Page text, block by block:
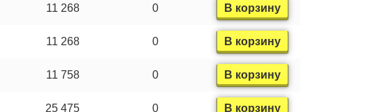
11 268 0 В корзину
11 268 0 В корзину
11 758 0 В корзину
25 475 0 В корзину